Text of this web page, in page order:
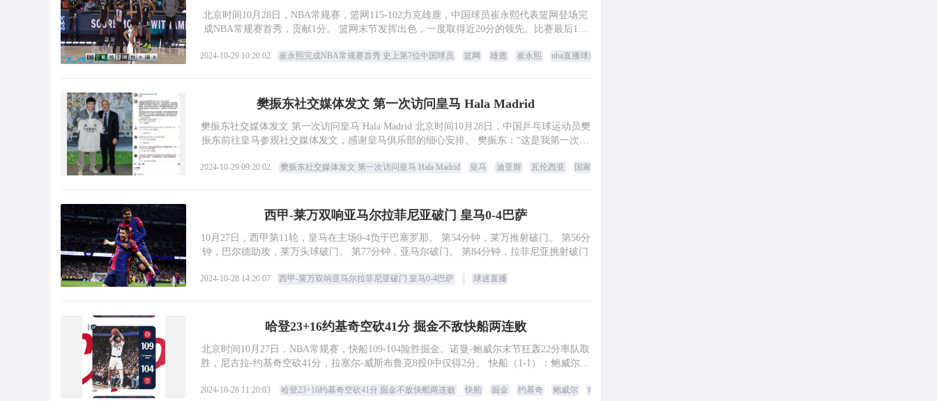
北京时间10月28日，NBA常规赛，篮网115-102力克雄鹿，中国球员崔永熙代表篮网登场完
成NBA常规赛首秀，贡献1分。 篮网末节发挥出色，一度取得近20分的领先。比赛最后1分
2024-10-29 10:20:02 崔永熙完成NBA常规赛首秀 史上第7位中国球员 篮网 雄鹿 崔永熙 nba直播球迷网
樊振东社交媒体发文 第一次访问皇马 Hala Madrid
樊振东社交媒体发文 第一次访问皇马 Hala Madrid 北京时间10月28日，中国乒乓球运动员樊
振东前往皇马参观社交媒体发文，感谢皇马俱乐部的细心安排。 樊振东：“这是我第一次访
2024-10-29 09:20:02 樊振东社交媒体发文 第一次访问皇马 Hala Madrid 皇马 迪亚斯 瓦伦西亚 国家德比
西甲-莱万双响亚马尔拉菲尼亚破门 皇马0-4巴萨
10月27日，西甲第11轮，皇马在主场0-4负于巴塞罗那。 第54分钟，莱万推射破门。 第56分
钟，巴尔德助攻，莱万头球破门。 第77分钟，亚马尔破门。 第84分钟，拉菲尼亚挑射破门
2024-10-28 14:20:07 西甲-莱万双响亚马尔拉菲尼亚破门 皇马0-4巴萨 球迷直播
哈登23+16约基奇空砍41分 掘金不敌快船两连败
北京时间10月27日，NBA常规赛，快船109-104险胜掘金。诺曼-鲍威尔末节狂轰22分率队取
胜，尼古拉-约基奇空砍41分，拉塞尔-威斯布鲁克8投0中仅得2分。 快船（1-1）：鲍威尔37
2024-10-28 11:20:03 哈登23+16约基奇空砍41分 掘金不敌快船两连败 快船 掘金 约基奇 鲍威尔 哈登